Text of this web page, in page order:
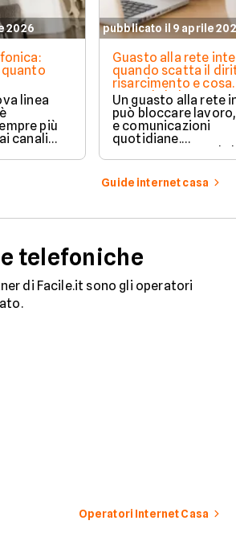
2026
linea
più
canali
casa.
pubblicato il 9 aprile
Guasto alla rete
quando scatta il
risarcimento e cosa
prevede la legge
Un guasto alla rete
può bloccare
e comunicazioni
quotidiane.
prevede strumenti
per ottenere un
risarcimento in
Guide internet casa
telefoniche
di Facile.it sono gli operatori
Operatori Internet Casa